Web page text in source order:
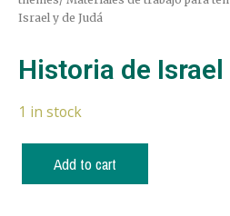
Israel y de Judá
Historia de
1 in stock
Add to cart